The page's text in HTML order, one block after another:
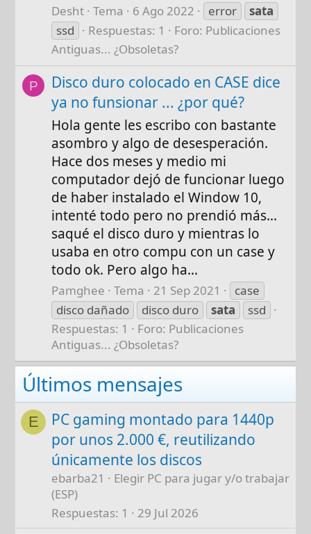
Desht Tema 6 Ago 2022 error
sata
ssd
Respuestas: 1 Foro: Publicaciones
Antiguas... ¿Obsoletas?
P
Disco duro colocado en CASE dice
ya no funsionar ... ¿por qué?
Hola gente les escribo con bastante
asombro y algo de desesperación.
Hace dos meses y medio mi
computador dejó de funcionar luego
de haber instalado el Window 10,
intenté todo pero no prendió más...
saqué el disco duro y mientras lo
usaba en otro compu con un case y
todo ok. Pero algo ha...
Pamghee Tema 21 Sep 2021
case
disco dañado
disco duro sata
ssd
Respuestas: 1
Foro: Publicaciones
Antiguas... ¿Obsoletas?
Últimos mensajes
E
PC gaming montado para 1440p
por unos 2.000 €, reutilizando
únicamente los discos
ebarba21
Elegir PC para jugar y/o trabajar
(ESP)
Respuestas 1 29 Jul 2026